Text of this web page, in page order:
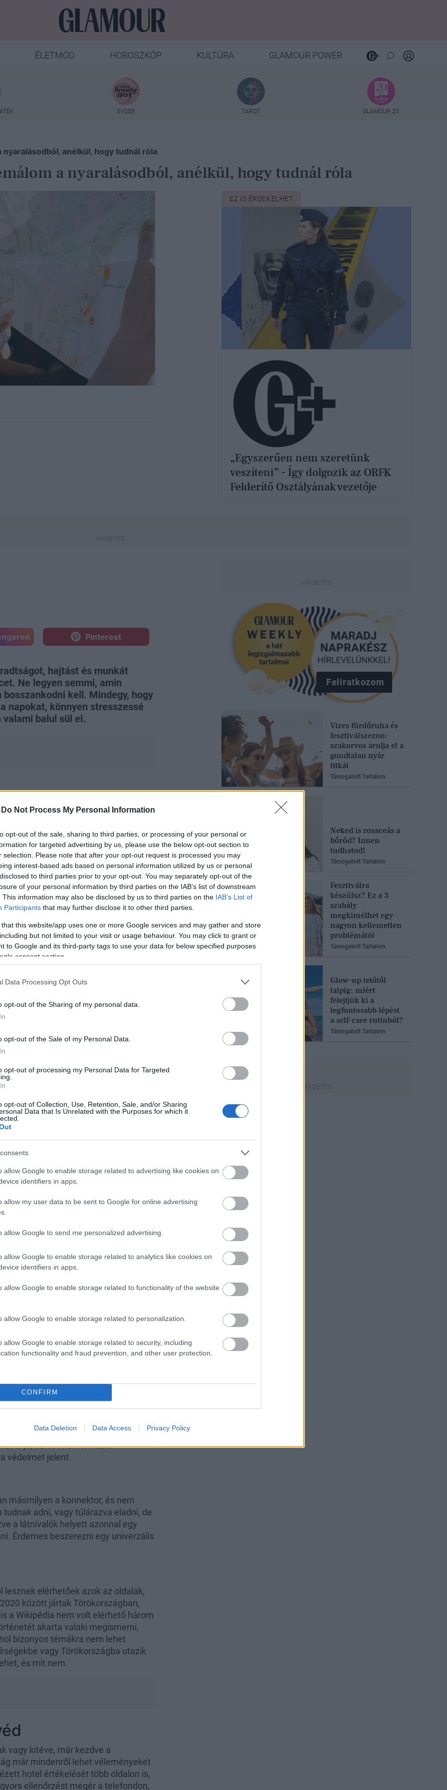
Do Not Process My Personal Information
opt-out of the sale, sharing to third parties, or processing of your personal or
for targeted advertising by us, please use the below opt-out section to
selection. Please note that after your opt-out request is processed you may
interest-based ads based on personal information utilized by us or personal
to third parties prior to your opt-out. You may separately opt-out of the
of your personal information by third parties on the IAB’s list of downstream
This information may also be disclosed by us to third parties on the IAB’s List of
Participants that may further disclose it to other third parties.
that this website/app uses one or more Google services and may gather and store
but not limited to your visit or usage behaviour. You may click to grant or
to Google and its third-party tags to use your data for below specified purposes
consent section.
Data Processing Opt Outs
opt-out of the Sharing of my personal data.
opt-out of the Sale of my Personal Data.
opt-out of processing my Personal Data for Targeted
opt-out of Collection, Use, Retention, Sale, and/or Sharing
Data that Is Unrelated with the Purposes for which it
allow Google to enable storage related to advertising like cookies on
identifiers in apps.
allow my user data to be sent to Google for online advertising
allow Google to send me personalized advertising.
allow Google to enable storage related to analytics like cookies on
identifiers in apps.
allow Google to enable storage related to functionality of the website
allow Google to enable storage related to personalization.
allow Google to enable storage related to security, including
functionality and fraud prevention, and other user protection.
CONFIRM
Data Deletion Data Access Privacy Policy
ÉLETMÓD HOROSZKÓP KULTÚRA GLAMOUR POWER
SYOSS TAROT GLAMOUR 20
anélkül, hogy tudnál róla
a nyaralásodból, anélkül, hogy tudnál róla
EZ IS ÉRDEKELHET
„Egyszerűen nem szeretünk
veszíteni” - Így dolgozik az ORFK
Felderítő Osztályának vezetője
Pinterest
hajtást és munkát
Ne legyen semmi, amin
kell. Mindegy, hogy
napokat, könnyen stresszessé
balul sül el.
azért van valami, amit
éberség. Azt a legtöbben tudják,
helyek kedvenc időszakai is, de
számítanánk rá. Érdemes ezeket is
hogy akárhova megyünk, a
vagyunk elfelejteni a létezését is.
nézünk Szerbiában,
és egy vagyon lesz a számla.
milyen országok tartoznak
bizonyos csomagjában
ugyanazon szolgáltató másik
keretünket használni, akkor
vagy helyi, kifejezetten a turistáknak
és jó, ha tudjuk mennyi
és nekünk az elég-e.
nagyon gyorsan, nagyon borsos
a wifi-vadászat. Nos, pont
a szándékai. Két
alig működő wifiért cserébe
telefonszámunkig, aztán pedig
hiszen ezek a szereplők ezeket az
Ezért ne töltsd soha
nyilvános helyen a
telefonod
ami igazinak és megbízhatónak
a belépési adataidat, hogy
ők pedig ugyanilyen
a háttérben futó szoftver is
éttermekben fenyegeti az
hogy a sok azonosnak
is jó, ha VPN-en keresztül
védelmet jelent.
másmilyen a konnektor, és nem
adni, vagy túlárazva eladni, de
a látnivalók helyett azonnal egy
Érdemes beszerezni egy univerzális
elérhetőek azok az oldalak,
között jártak Törökországban,
a Wikipédia nem volt elérhető három
akarta valaki megismerni,
bizonyos témákra nem lehet
vagy Törökországba utazik
és mit nem.
vagy kitéve, már kezdve a
már mindenről lehet véleményeket
hotel értékelését több oldalon is,
ellenőrzést megér a telefondon,
Feliratkozom
Vizes fürdőruha és
fesztiválszezon:
szakorvos árulja el a
gondtalan nyár
titkát
Támogatott Tartalom
Neked is rosaceás a
bőrőd? Innen
tudhatod!
Támogatott Tartalom
Fesztiválra
készülsz? Ez a 3
szabály
megkímélhet egy
nagyon kellemetlen
problémától
Támogatott Tartalom
Glow-up tetőtől
talpig: miért
felejtjük ki a
legfontosabb lépést
a self-care rutinból?
Támogatott Tartalom